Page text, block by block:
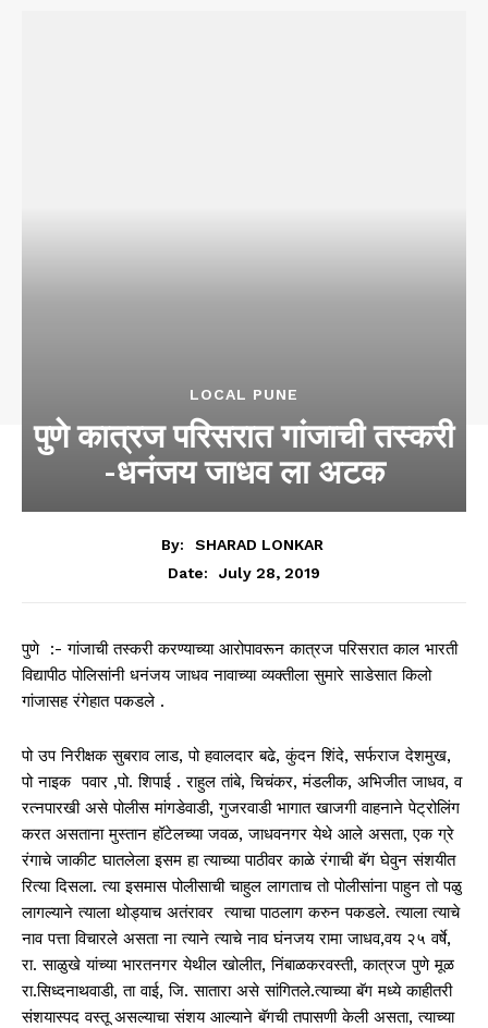
LOCAL PUNE
पुणे कात्रज परिसरात गांजाची तस्करी
-धनंजय जाधव ला अटक
By:
SHARAD LONKAR
Date:
July 28, 2019
पुणे :- गांजाची तस्करी करण्याच्या आरोपावरून कात्रज परिसरात काल भारती
विद्यापीठ पोलिसांनी धनंजय जाधव नावाच्या व्यक्तीला सुमारे साडेसात किलो
गांजासह रंगेहात पकडले .
पो उप निरीक्षक सुबराव लाड, पो हवालदार बढे, कुंदन शिंदे, सर्फराज देशमुख,
पो नाइक पवार ,पो. शिपाई . राहुल तांबे, चिचंकर, मंडलीक, अभिजीत जाधव, व
रत्नपारखी असे पोलीस मांगडेवाडी, गुजरवाडी भागात खाजगी वाहनाने पेट्रोलिंग
करत असताना मुस्तान हॉटेलच्या जवळ, जाधवनगर येथे आले असता, एक ग्रे
रंगाचे जाकीट घातलेला इसम हा त्याच्या पाठीवर काळे रंगाची बॅग घेवुन संशयीत
रित्या दिसला. त्या इसमास पोलीसाची चाहुल लागताच तो पोलीसांना पाहुन तो पळु
लागल्याने त्याला थोड्याच अतंरावर त्याचा पाठलाग करुन पकडले. त्याला त्याचे
नाव पत्ता विचारले असता ना त्याने त्याचे नाव घंनजय रामा जाधव,वय २५ वर्षे,
रा. साळुखे यांच्या भारतनगर येथील खोलीत, निंबाळकरवस्ती, कात्रज पुणे मूळ
रा.सिध्दनाथवाडी, ता वाई, जि. सातारा असे सांगितले.त्याच्या बॅग मध्ये काहीतरी
संशयास्पद वस्तू असल्याचा संशय आल्याने बॅगची तपासणी केली असता, त्याच्या